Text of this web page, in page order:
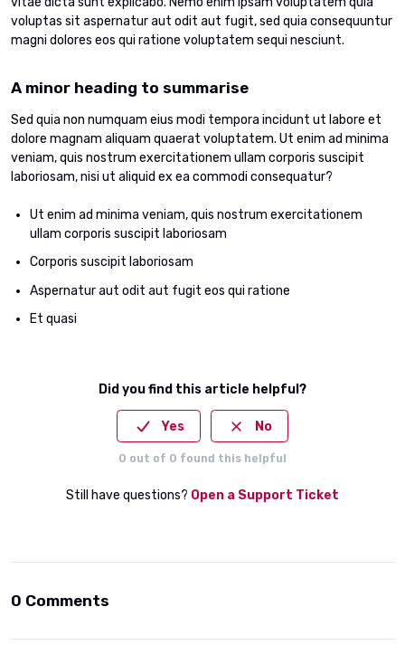
voluptas sit aspernatur aut odit aut fugit, sed quia consequuntur
magni dolores eos qui ratione voluptatem sequi nesciunt.
A minor heading to summarise
Sed quia non numquam eius modi tempora incidunt ut labore et
dolore magnam aliquam quaerat voluptatem. Ut enim ad minima
veniam, quis nostrum exercitationem ullam corporis suscipit
laboriosam, nisi ut aliquid ex ea commodi consequatur?
Ut enim ad minima veniam, quis nostrum exercitationem
ullam corporis suscipit laboriosam
Corporis suscipit laboriosam
Aspernatur aut odit aut fugit eos qui ratione
Et quasi
Did you find this article helpful?
Yes No
0 out of 0 found this helpful
Still have questions? Open a Support Ticket
0 Comments